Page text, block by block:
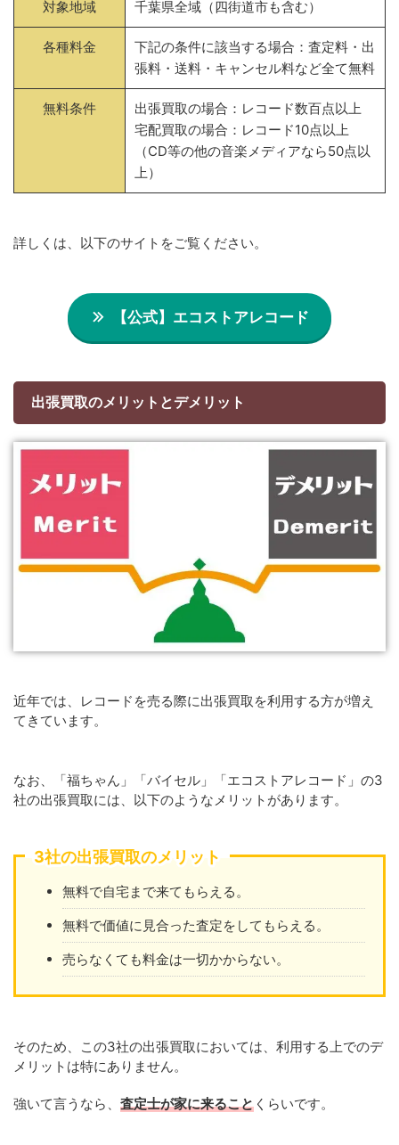
対象地域 千葉県全域（四街道市も含む）
各種料金
下記の条件に該当する場合：査定料・出
張料・送料・キャンセル料など全て無料
無料条件
出張買取の場合：レコード数百点以上
宅配買取の場合：レコード10点以上
（CD等の他の音楽メディアなら50点以
上）
詳しくは、以下のサイトをご覧ください。
【公式】エコストアレコード
出張買取のメリットとデメリット
近年では、レコードを売る際に出張買取を利用する方が増え
てきています。
なお、「福ちゃん」「バイセル」「エコストアレコード」の3
社の出張買取には、以下のようなメリットがあります。
3社の出張買取のメリット
無料で自宅まで来てもらえる。
無料で価値に見合った査定をしてもらえる。
売らなくても料金は一切かからない。
そのため、この3社の出張買取においては、利用する上でのデ
メリットは特にありません。
強いて言うなら、 査定士が家に来ること くらいです。